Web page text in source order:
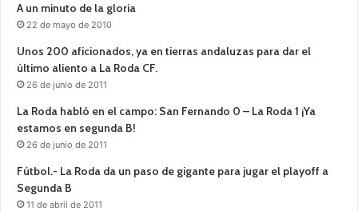
A un minuto de la gloria
22 de mayo de 2010
Unos 200 aficionados, ya en tierras andaluzas para dar el
último aliento a La Roda CF.
26 de junio de 2011
La Roda habló en el campo: San Fernando 0 – La Roda 1 ¡Ya
estamos en segunda B!
26 de junio de 2011
Fútbol.- La Roda da un paso de gigante para jugar el playoff a
Segunda B
11 de abril de 2011